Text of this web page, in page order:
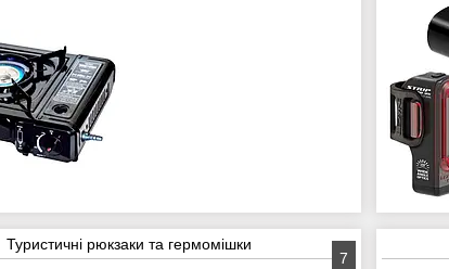
Туристичні рюкзаки та гермомішки
7